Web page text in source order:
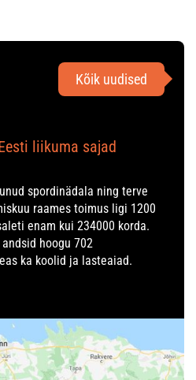
Kõik uudised
liikuma sajad
spordinädala ning terve
raames toimus ligi 1200
enam kui 234000 korda.
hoogu 702
ka koolid ja lasteaiad.